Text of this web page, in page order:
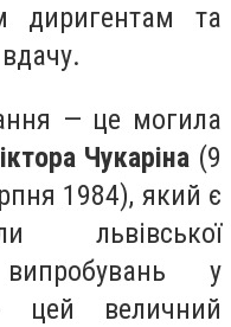
диригентам та
— це могила
Чукаріна (9
1984), який є
львівської
у
цей величний